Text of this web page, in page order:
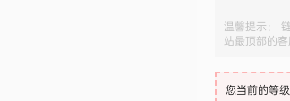
温馨提示：
站最顶部的客
您当前的等